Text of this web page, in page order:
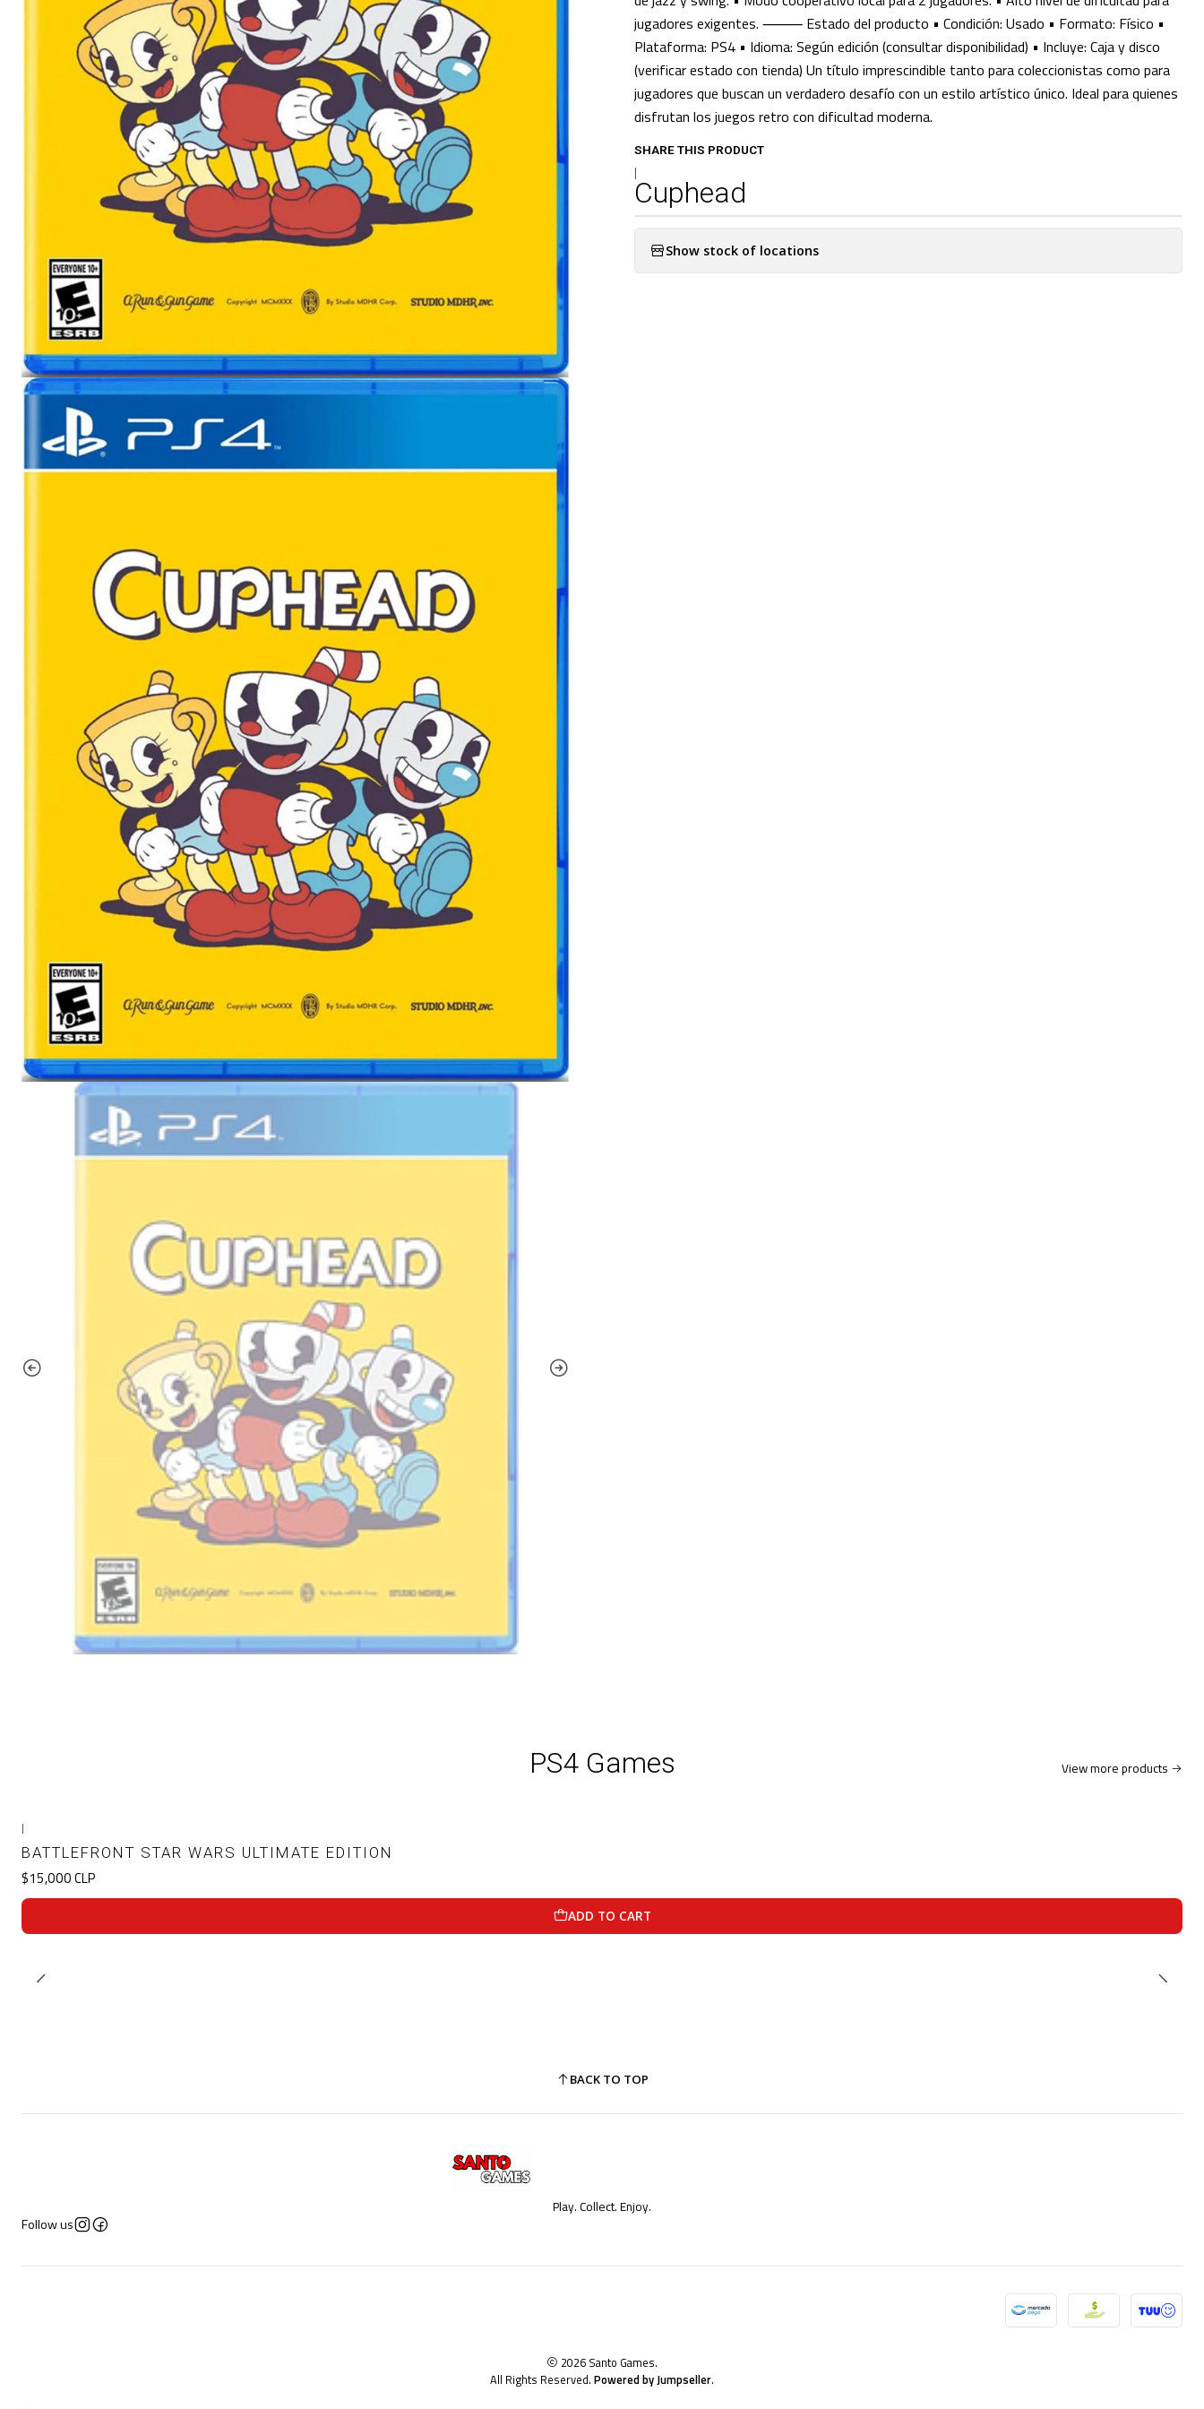
jugadores exigentes. ⸻ Estado del producto • Condición: Usado • Formato: Físico •
Plataforma: PS4 • Idioma: Según edición (consultar disponibilidad) • Incluye: Caja y disco
(verificar estado con tienda) Un título imprescindible tanto para coleccionistas como para
jugadores que buscan un verdadero desafío con un estilo artístico único. Ideal para quienes
disfrutan los juegos retro con dificultad moderna.
SHARE THIS PRODUCT
|
Cuphead
Show stock of locations
PS4 Games View more products
|
BATTLEFRONT STAR WARS ULTIMATE EDITION
$15,000 CLP
ADD TO CART
BACK TO TOP
Play. Collect. Enjoy.
Follow us
2026 Santo Games.
All Rights Reserved. Powered by Jumpseller.